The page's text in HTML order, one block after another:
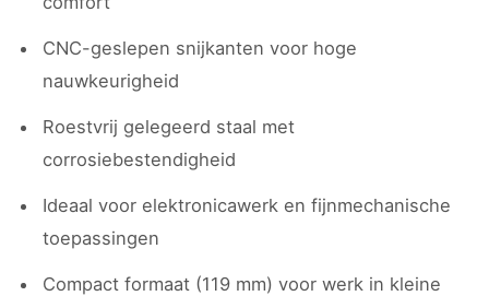
CNC-geslepen snijkanten voor hoge
nauwkeurigheid
Roestvrij gelegeerd staal met
corrosiebestendigheid
Ideaal voor elektronicawerk en fijnmechanische
toepassingen
Compact formaat (119 mm) voor werk in kleine